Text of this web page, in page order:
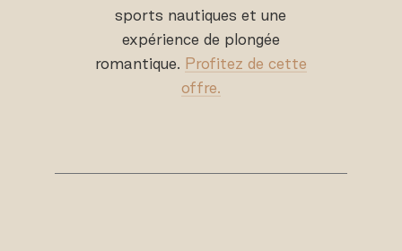
sports nautiques et une
expérience de plongée
romantique. Profitez de cette
offre.